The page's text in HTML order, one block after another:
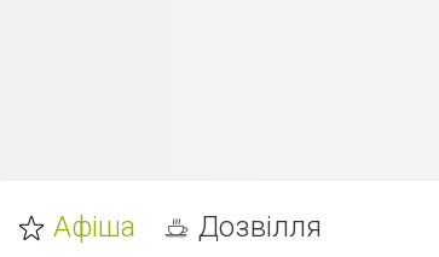
Афіша Дозвілля